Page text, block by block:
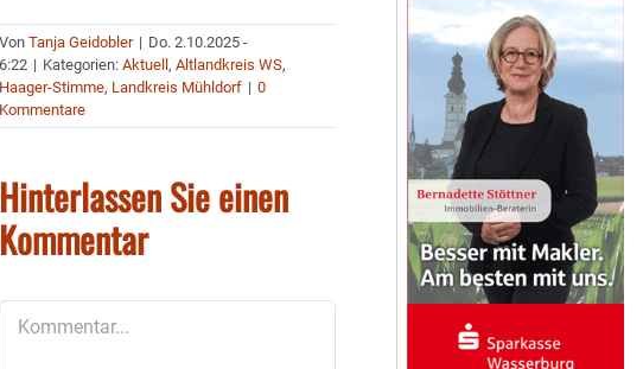
VonTanja Geidobler | Do. 2.10.2025 -
6:22 | Kategorien:Aktuell,Altlandkreis WS,
Haager-Stimme, Landkreis Mühldorf | 0
Kommentare
Hinterlassen Sie einen
Kommentar